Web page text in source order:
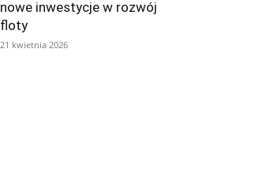
nowe inwestycje w rozwój
floty
21 kwietnia 2026